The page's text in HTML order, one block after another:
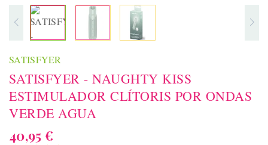
SATISFYER
SATISFYER - NAUGHTY KISS
ESTIMULADOR CLÍTORIS POR ONDAS
VERDE AGUA
40,95 €